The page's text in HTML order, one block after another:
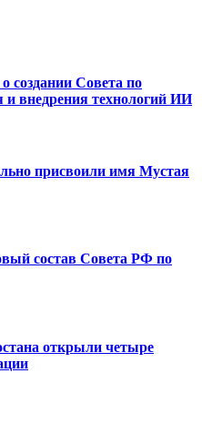
создании Совета по
и внедрения технологий ИИ
присвоили имя Мустая
состав Совета РФ по
открыли четыре